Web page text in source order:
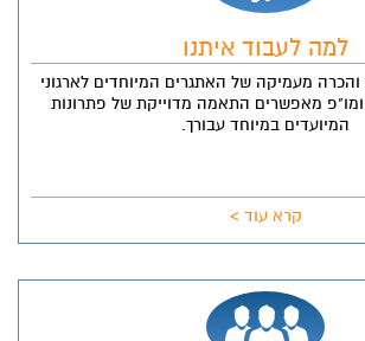
למה לעבוד איתנו
מעמיקה של האתגרים המיוחדים לארגוני
מאפשרים התאמה מדוייקת של פתרונות
המיועדים במיוחד עבורך.
קרא עוד >